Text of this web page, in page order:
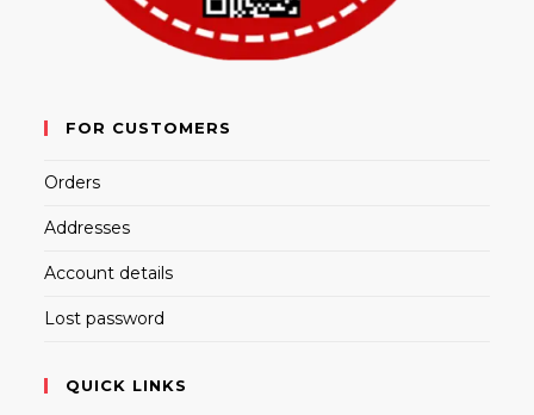
FOR CUSTOMERS
Orders
Addresses
Account details
Lost password
QUICK LINKS